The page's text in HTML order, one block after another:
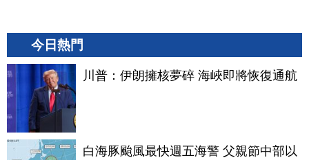
今日熱門
川普：伊朗擁核夢碎 海峽即將恢復通航
白海豚颱風最快週五海警 父親節中部以